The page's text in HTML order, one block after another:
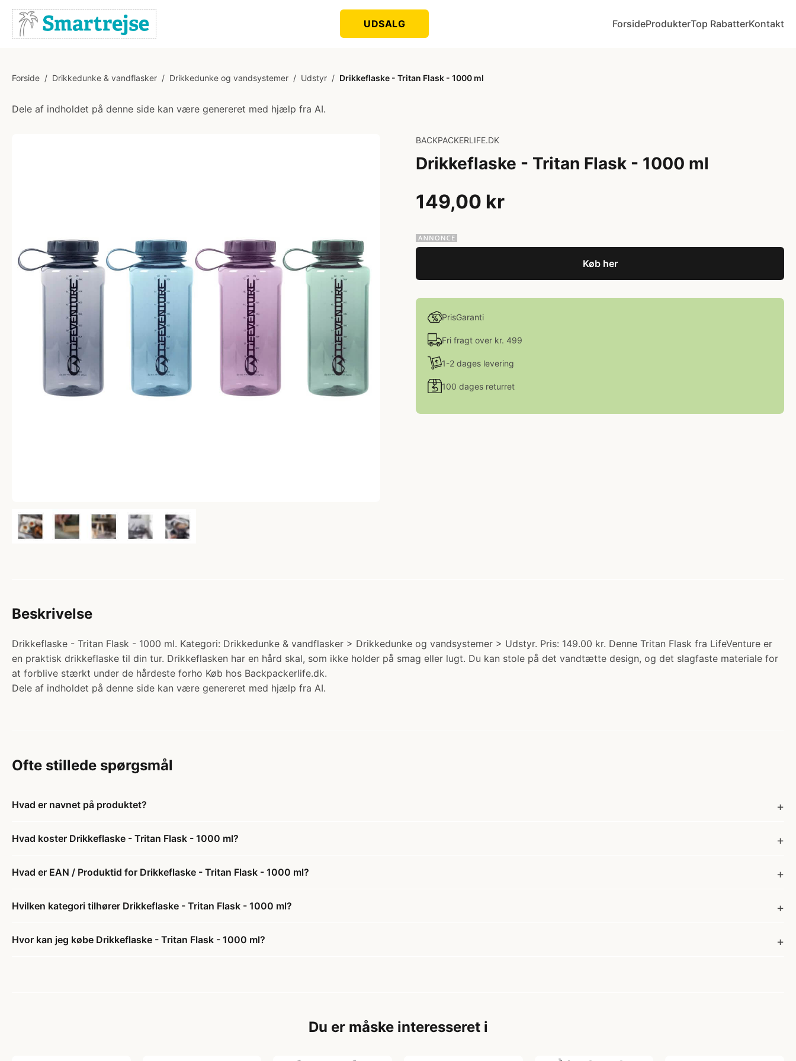
UDSALG ForsideProdukterTop RabatterKontakt
Forside / Drikkedunke & vandflasker / Drikkedunke og vandsystemer / Udstyr / Drikkeflaske - Tritan Flask - 1000 ml
Dele af indholdet på denne side kan være genereret med hjælp fra AI.
BACKPACKERLIFE.DK
Drikkeflaske - Tritan Flask - 1000 ml
149,00 kr
Køb her
PrisGaranti
Fri fragt over kr. 499
1-2 dages levering
100 dages returret
Beskrivelse
Drikkeflaske - Tritan Flask - 1000 ml. Kategori: Drikkedunke & vandflasker > Drikkedunke og vandsystemer > Udstyr. Pris: 149.00 kr. Denne Tritan Flask fra LifeVenture er
en praktisk drikkeflaske til din tur. Drikkeflasken har en hård skal, som ikke holder på smag eller lugt. Du kan stole på det vandtætte design, og det slagfaste materiale for
at forblive stærkt under de hårdeste forho Køb hos Backpackerlife.dk.
Dele af indholdet på denne side kan være genereret med hjælp fra AI.
Ofte stillede spørgsmål
Hvad er navnet på produktet?
Hvad koster Drikkeflaske - Tritan Flask - 1000 ml?
Hvad er EAN / Produktid for Drikkeflaske - Tritan Flask - 1000 ml?
Hvilken kategori tilhører Drikkeflaske - Tritan Flask - 1000 ml?
Hvor kan jeg købe Drikkeflaske - Tritan Flask - 1000 ml?
Du er måske interesseret i